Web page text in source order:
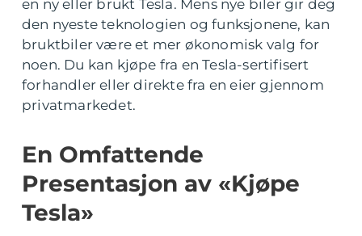
en ny eller brukt Tesla. Mens nye biler gir deg
den nyeste teknologien og funksjonene, kan
bruktbiler være et mer økonomisk valg for
noen. Du kan kjøpe fra en Tesla-sertifisert
forhandler eller direkte fra en eier gjennom
privatmarkedet.
En Omfattende
Presentasjon av «Kjøpe
Tesla»